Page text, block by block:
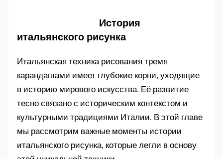
История
итальянского рисунка
Итальянская техника рисования тремя
карандашами имеет глубокие корни, уходящие
в историю мирового искусства. Её развитие
тесно связано с историческим контекстом и
культурными традициями Италии. В этой главе
мы рассмотрим важные моменты истории
итальянского рисунка, которые легли в основу